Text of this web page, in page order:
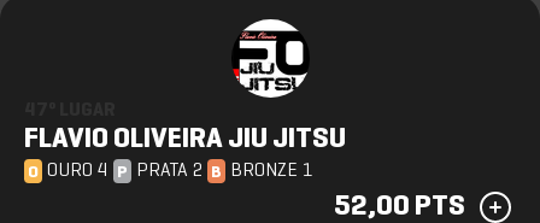
FLAVIO OLIVEIRA JIU JITSU
O OURO 4 P PRATA 2 B BRONZE 1
52,00 PTS